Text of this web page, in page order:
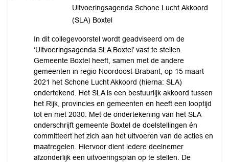
Uitvoeringsagenda Schone Lucht Akkoord
(SLA) Boxtel
In dit collegevoorstel wordt geadviseerd om de
‘Uitvoeringsagenda SLA Boxtel’ vast te stellen.
Gemeente Boxtel heeft, samen met de andere
gemeenten in regio Noordoost-Brabant, op 15 maart
2021 het Schone Lucht Akkoord (hierna: SLA)
ondertekend. Het SLA is een bestuurlijk akkoord tussen
het Rijk, provincies en gemeenten en heeft een looptijd
tot en met 2030. Met de ondertekening van het SLA
onderschrijft gemeente Boxtel de doelstellingen én
committeert het zich aan het uitvoeren van de acties en
maatregelen. Hiervoor dient iedere deelnemer
afzonderlijk een uitvoeringsplan op te stellen. De